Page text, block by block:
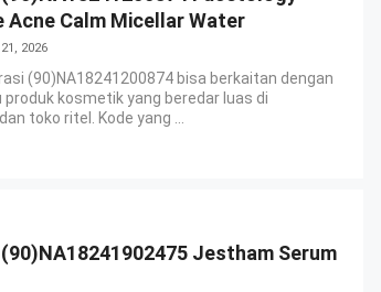
Acne Calm Micellar Water
2026
(90)NA18241200874 bisa berkaitan dengan
produk kosmetik yang beredar luas di
toko ritel. Kode yang ...
Jestham Serum